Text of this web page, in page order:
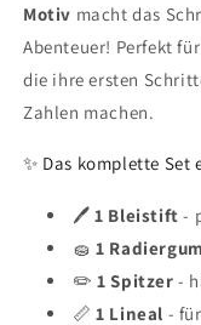
Motiv macht das
Abenteuer! Perfekt
die ihre ersten
Zahlen machen.
✨ Das komplette Set
🖊️1 Bleistift -
🧽1
✏️1 Spitzer -
📏1 Lineal -